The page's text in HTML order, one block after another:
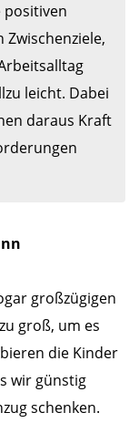
positiven
leicht. Dabei
daraus Kraft
großzügigen
groß, um es
die Kinder
wir günstig
schenken.